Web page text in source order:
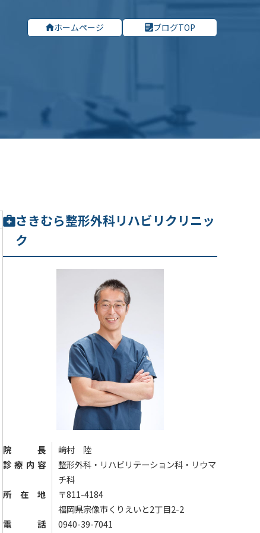
ホームページ ブログTOP
さきむら整形外科リハビリクリニッ
ク
院長
﨑村 陸
診療内容
整形外科・リハビリテーション科・リウマ
チ科
所在地
〒811-4184
福岡県宗像市くりえいと2丁目2-2
電話
0940-39-7041